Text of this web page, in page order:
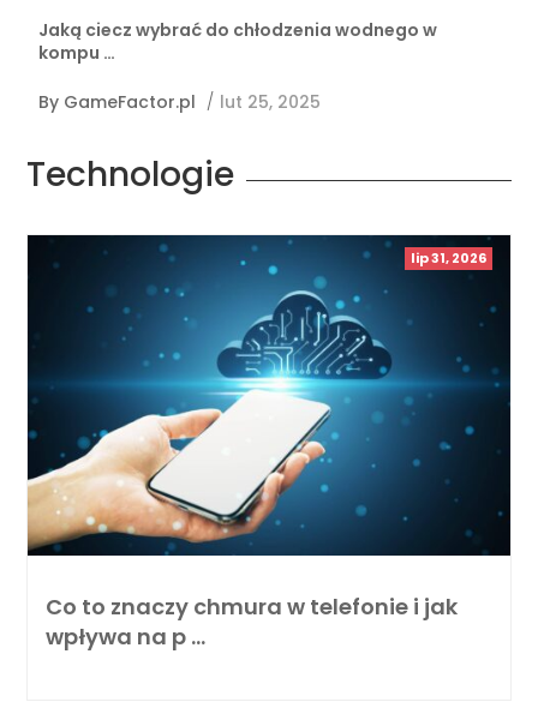
Jaką ciecz wybrać do chłodzenia wodnego w
kompu …
By GameFactor.pl / lut 25, 2025
Technologie
lip 31, 2026
Co to znaczy chmura w telefonie i jak
wpływa na p …